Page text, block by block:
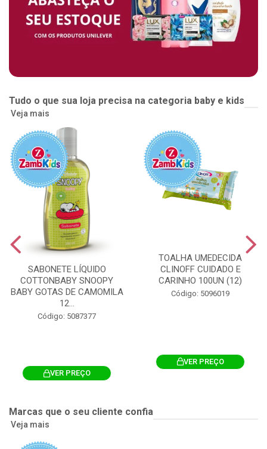
Tudo o que sua loja precisa na categoria baby e kids
Veja mais
SABONETE LÍQUIDO
COTTONBABY SNOOPY
BABY GOTAS DE CAMOMILA
12...
Código: 5087377
VER PREÇO
TOALHA UMEDECIDA
CLINOFF CUIDADO E
CARINHO 100UN (12)
Código: 5096019
VER PREÇO
Marcas que o seu cliente confia
Veja mais